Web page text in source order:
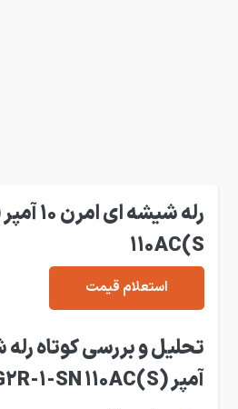
110AC(S
استعلام قیمت
آمپر (G2R-1-SN 110AC(S